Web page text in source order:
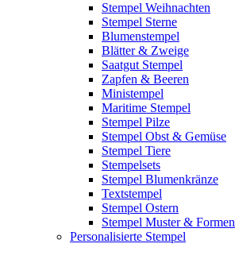
Stempel Weihnachten
Stempel Sterne
Blumenstempel
Blätter & Zweige
Saatgut Stempel
Zapfen & Beeren
Ministempel
Maritime Stempel
Stempel Pilze
Stempel Obst & Gemüse
Stempel Tiere
Stempelsets
Stempel Blumenkränze
Textstempel
Stempel Ostern
Stempel Muster & Formen
Personalisierte Stempel